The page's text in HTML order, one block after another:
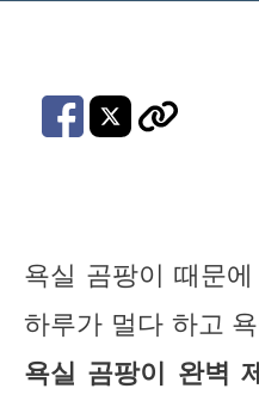
욕실 곰팡이 때문
하루가 멀다 하고
욕실 곰팡이 완벽